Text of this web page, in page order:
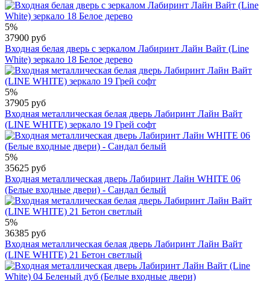
5%
37900 руб
Входная белая дверь с зеркалом Лабиринт Лайн Вайт (Line
White) зеркало 18 Белое дерево
5%
37905 руб
Входная металлическая белая дверь Лабиринт Лайн Вайт
(LINE WHITE) зеркало 19 Грей софт
5%
35625 руб
Входная металлическая дверь Лабиринт Лайн WHITE 06
(Белые входные двери) - Cандал белый
5%
36385 руб
Входная металлическая белая дверь Лабиринт Лайн Вайт
(LINE WHITE) 21 Бетон светлый